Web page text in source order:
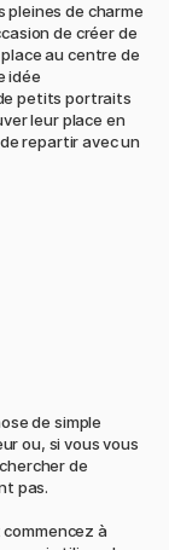
pleines de charme
de créer de
au centre de
idée
petits portraits
leur place en
repartir avec un
de simple
ou, si vous vous
de
pas.
à